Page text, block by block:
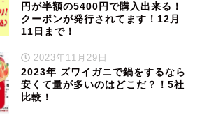
円が半額の5400円で購入出来る！
クーポンが発行されてます！12月
11日まで！
2023年11月29日
2023年 ズワイガニで鍋をするなら
安くて量が多いのはどこだ？！5社
比較！